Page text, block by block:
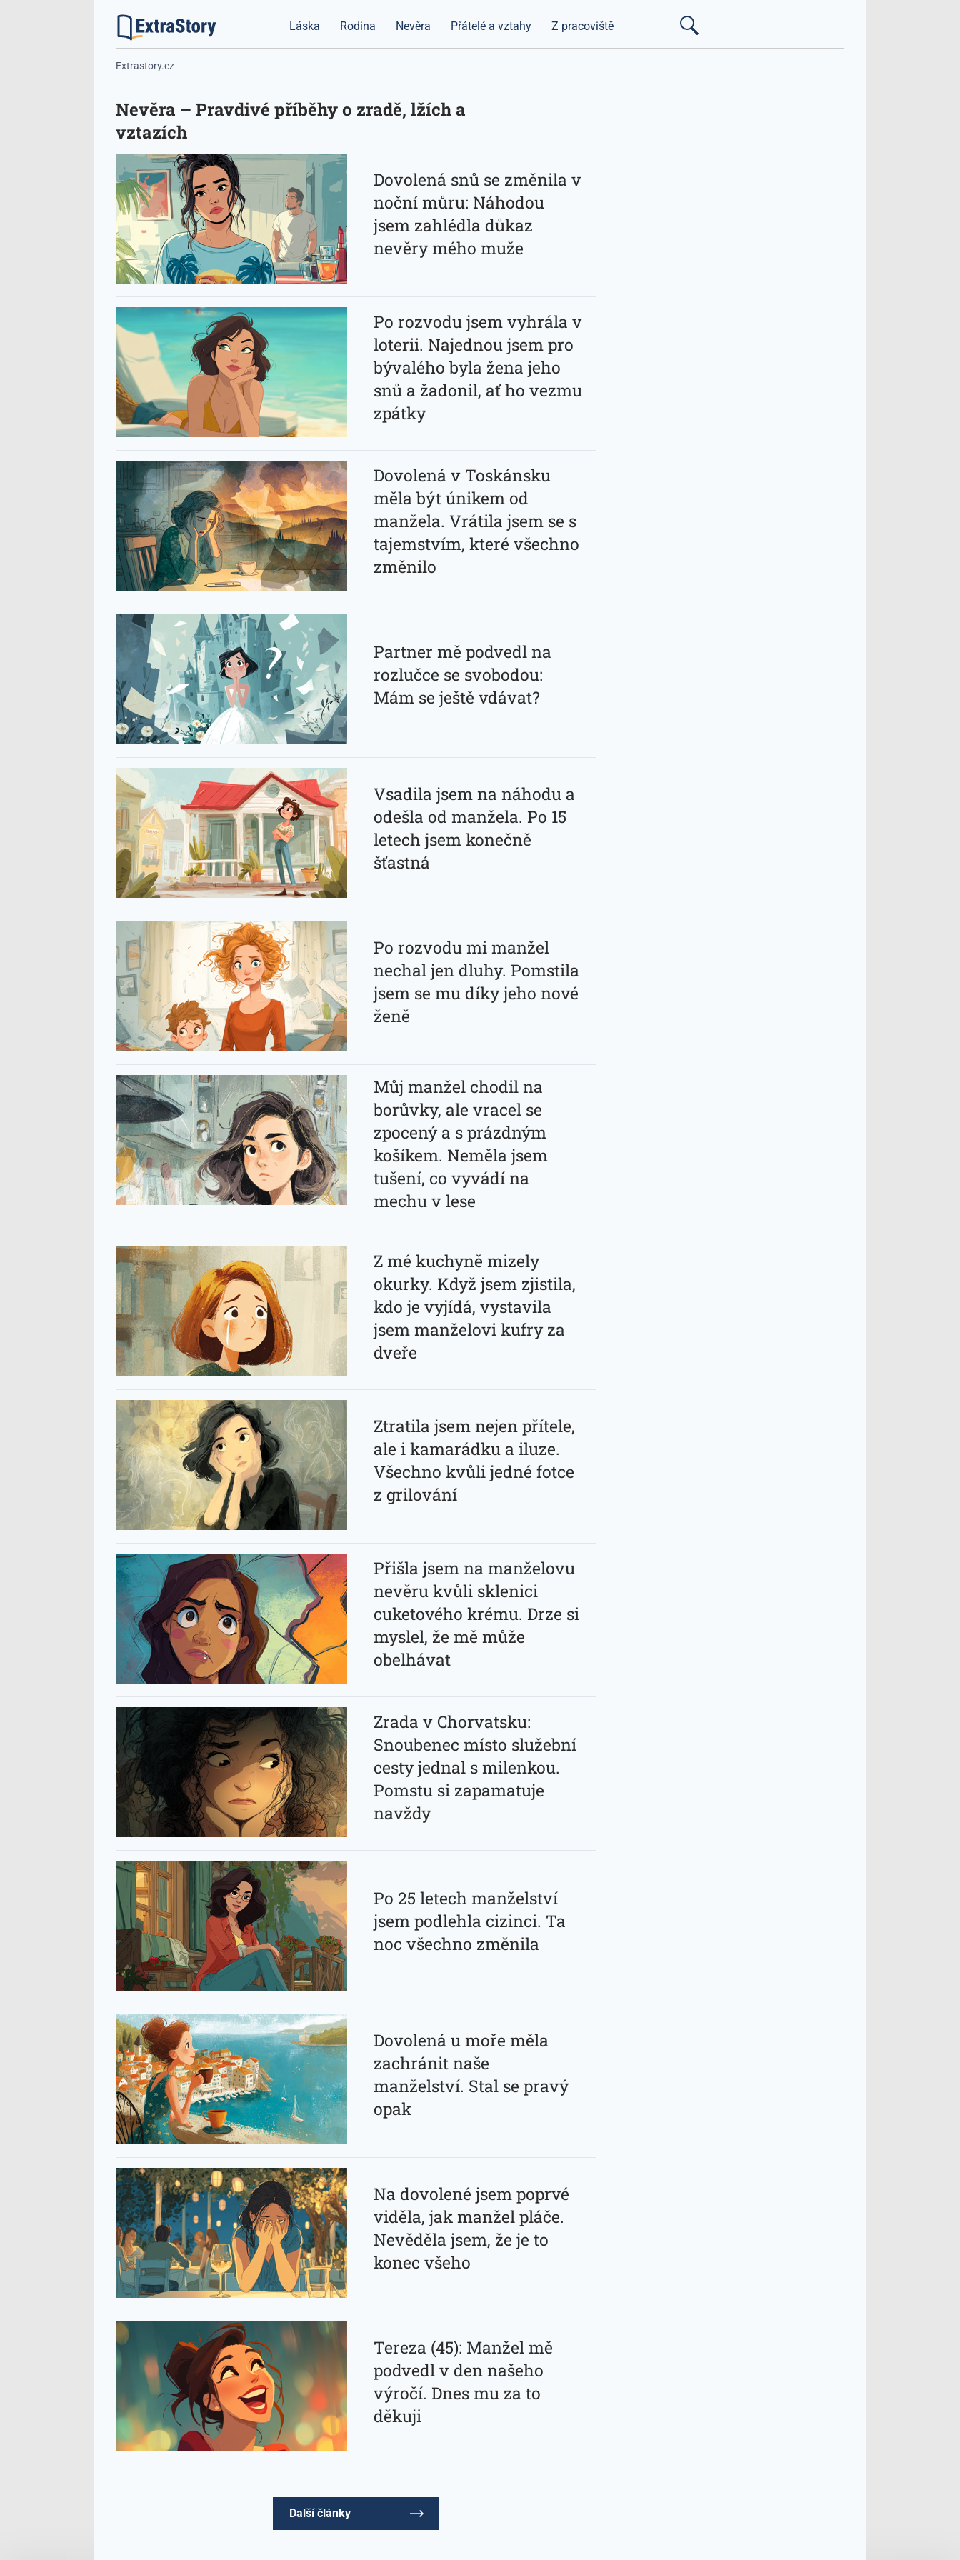
Láska Rodina Nevěra Přátelé a vztahy Z pracoviště
Extrastory.cz
Nevěra – Pravdivé příběhy o zradě, lžích a
vztazích
Dovolená snů se změnila v
noční můru: Náhodou
jsem zahlédla důkaz
nevěry mého muže
Po rozvodu jsem vyhrála v
loterii. Najednou jsem pro
bývalého byla žena jeho
snů a žadonil, ať ho vezmu
zpátky
Dovolená v Toskánsku
měla být únikem od
manžela. Vrátila jsem se s
tajemstvím, které všechno
změnilo
Partner mě podvedl na
rozlučce se svobodou:
Mám se ještě vdávat?
Vsadila jsem na náhodu a
odešla od manžela. Po 15
letech jsem konečně
šťastná
Po rozvodu mi manžel
nechal jen dluhy. Pomstila
jsem se mu díky jeho nové
ženě
Můj manžel chodil na
borůvky, ale vracel se
zpocený a s prázdným
košíkem. Neměla jsem
tušení, co vyvádí na
mechu v lese
Z mé kuchyně mizely
okurky. Když jsem zjistila,
kdo je vyjídá, vystavila
jsem manželovi kufry za
dveře
Ztratila jsem nejen přítele,
ale i kamarádku a iluze.
Všechno kvůli jedné fotce
z grilování
Přišla jsem na manželovu
nevěru kvůli sklenici
cuketového krému. Drze si
myslel, že mě může
obelhávat
Zrada v Chorvatsku:
Snoubenec místo služební
cesty jednal s milenkou.
Pomstu si zapamatuje
navždy
Po 25 letech manželství
jsem podlehla cizinci. Ta
noc všechno změnila
Dovolená u moře měla
zachránit naše
manželství. Stal se pravý
opak
Na dovolené jsem poprvé
viděla, jak manžel pláče.
Nevěděla jsem, že je to
konec všeho
Tereza (45): Manžel mě
podvedl v den našeho
výročí. Dnes mu za to
děkuji
Další články